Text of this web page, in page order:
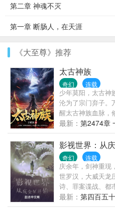
第二章 神魂不灭
第一章 断肠人，在天涯
《大至尊》推荐
太古神族
奇幻 连载
少年莫阳，太古神
沦为了宗门弃子。
醒太古神族血脉，
上一条复仇的逆天
最新： 第2474章
影视世界：从
奇幻 连载
庆余年，剑神重现
世罗汉，大威天
诗、罪案谍战、都
最新： 第四百五